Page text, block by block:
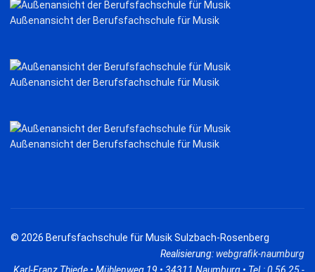
Außenansicht der Berufsfachschule für Musik
Außenansicht der Berufsfachschule für Musik
Außenansicht der Berufsfachschule für Musik
© 2026 Berufsfachschule für Musik Sulzbach-Rosenberg
Realisierung: webgrafik-naumburg